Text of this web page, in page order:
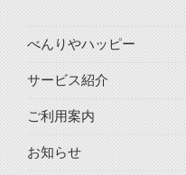
べんりやハッピー
サービス紹介
ご利用案内
お知らせ